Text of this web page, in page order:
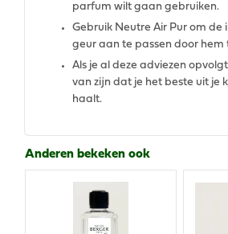
parfum wilt gaan gebruiken.
Gebruik Neutre Air Pur om de
geur aan te passen door hem
Als je al deze adviezen
van zijn dat je het beste uit je
haalt.
Anderen bekeken ook